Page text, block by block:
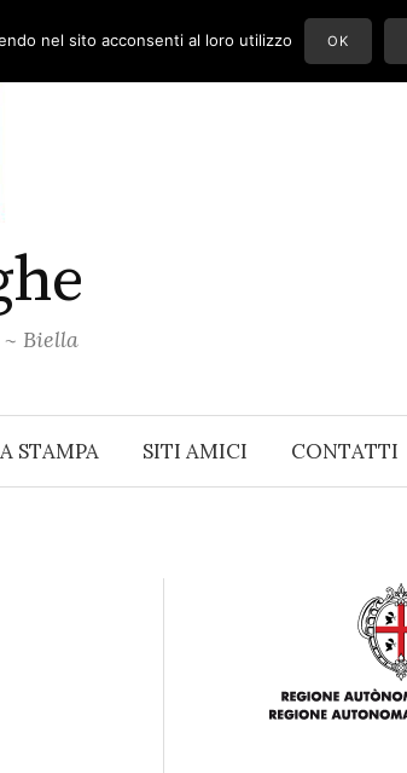
Biella
STAMPA SITI AMICI CONTATTI
nel sito acconsenti al loro utilizzo OK